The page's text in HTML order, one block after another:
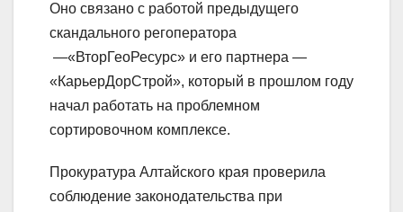
Оно связано с работой предыдущего
скандального регоператора
—«ВторГеоРесурс» и его партнера —
«КарьерДорСтрой», который в прошлом году
начал работать на проблемном
сортировочном комплексе.
Прокуратура Алтайского края проверила
соблюдение законодательства при